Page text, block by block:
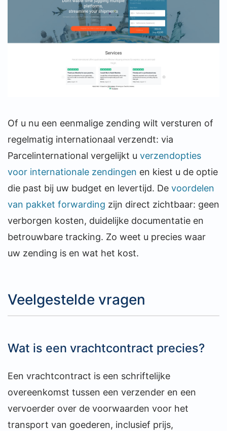
Of u nu een eenmalige zending wilt versturen of
regelmatig internationaal verzendt: via
Parcelinternational vergelijkt u verzendopties
voor internationale zendingen en kiest u de optie
die past bij uw budget en levertijd. De voordelen
van pakket forwarding zijn direct zichtbaar: geen
verborgen kosten, duidelijke documentatie en
betrouwbare tracking. Zo weet u precies waar
uw zending is en wat het kost.
Veelgestelde vragen
Wat is een vrachtcontract precies?
Een vrachtcontract is een schriftelijke
overeenkomst tussen een verzender en een
vervoerder over de voorwaarden voor het
transport van goederen, inclusief prijs,